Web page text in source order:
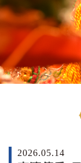
2026.05.14